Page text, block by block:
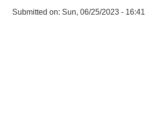
Submitted on: Sun, 06/25/2023 - 16:41